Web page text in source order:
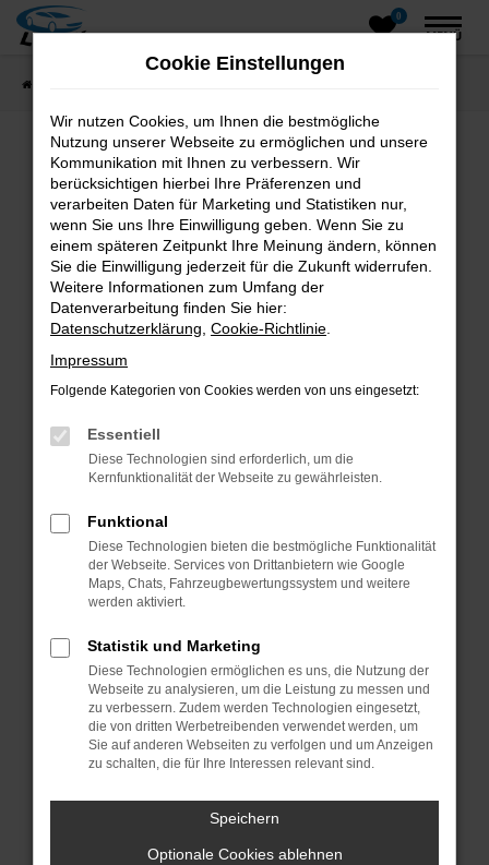
Zum
0
MENÜ
Fehler: Network Error
Beim Laden ist ein Fehler aufgetreten.
Hier sind ein paar Tipps, die dir helfen können:
Überprüfe deine Firewall und deine
Internetverbindung.
Laden andere Webseiten, zum Beispiel deine
Suchmaschine?
Prüfe deine Browsererweiterungen.
können das Laden bestimmter Seiten
verhindern. Funktioniert die Seite in einem
Fenster?
Starte dein Gerät neu.
Das kann manchmal helfen, vorübergehende
Probleme zu beheben.
Betriebssystem auf dem neuesten Stand
sind.
Veraltete Software birgt nicht nur ein
Sicherheitsrisiko, sondern kann auch dazu
führen, dass bestimmte Funktionen nicht mehr
unterstützt werden.
Wende dich an den Webseitenbetreiber.
Wenn du alle oben genannten Schritte versucht
hast, kontaktiere uns bitte. Wir werden
Cookie Einstellungen
Wir nutzen Cookies, um Ihnen die bestmögliche
Nutzung unserer Webseite zu ermöglichen und unsere
Kommunikation mit Ihnen zu verbessern. Wir
berücksichtigen hierbei Ihre Präferenzen und
verarbeiten Daten für Marketing und Statistiken nur,
wenn Sie uns Ihre Einwilligung geben. Wenn Sie zu
einem späteren Zeitpunkt Ihre Meinung ändern, können
Sie die Einwilligung jederzeit für die Zukunft widerrufen.
Weitere Informationen zum Umfang der
Datenverarbeitung finden Sie hier:
Datenschutzerklärung Cookie-Richtlinie
Impressum
Folgende Kategorien von Cookies werden von uns eingesetzt:
Essentiell
Diese Technologien sind erforderlich, um die
Kernfunktionalität der Webseite zu gewährleisten.
Funktional
Diese Technologien bieten die bestmögliche Funktionalität
der Webseite. Services von Drittanbietern wie Google
Maps, Chats, Fahrzeugbewertungssystem und weitere
werden aktiviert.
Statistik und Marketing
Diese Technologien ermöglichen es uns, die Nutzung der
Webseite zu analysieren, um die Leistung zu messen und
zu verbessern. Zudem werden Technologien eingesetzt,
die von dritten Werbetreibenden verwendet werden, um
Sie auf anderen Webseiten zu verfolgen und um Anzeigen
zu schalten, die für Ihre Interessen relevant sind.
Speichern
Optionale Cookies ablehnen